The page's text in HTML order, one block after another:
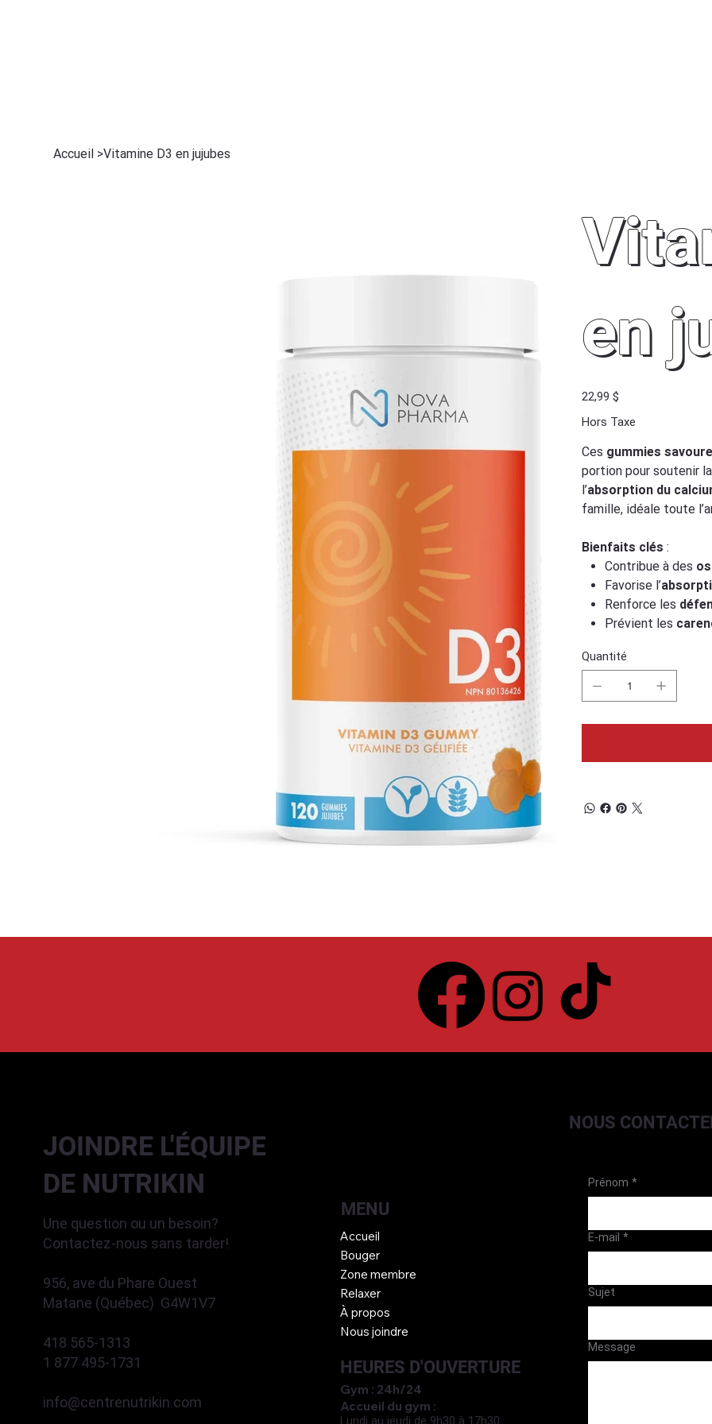
Accueil >Vitamine D3 en jujubes
en
Prix
22,99 $
Hors Taxe
Ces gummies
portion pour soutenir
l’absorption du
famille, idéale toute
Bienfaits clés :
Contribue à des
Favorise l’
Renforce les
Prévient les
Quantité
JOINDRE L'ÉQUIPE
DE NUTRIKIN
Une question ou un besoin?
Contactez-nous sans tarder!
956, ave du Phare Ouest
Matane (Québec) G4W1V7
418 565-1313
1 877 495-1731
info@centrenutrikin.com
MENU
Accueil
Bouger
Zone membre
Relaxer
À propos
Nous joindre
HEURES D'OUVERTURE
Gym : 24h/24
Accueil du gym :
Lundi au jeudi de 9h30 à 17h30
NOUS
Prénom *
E-mail *
Sujet
Message